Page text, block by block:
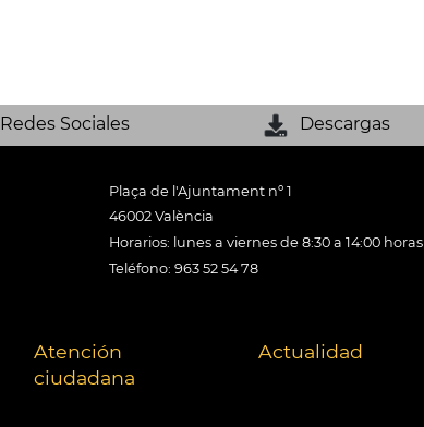
Redes Sociales Descargas
Plaça de l'Ajuntament nº 1
46002 València
Horarios: lunes a viernes de 8:30 a 14:00 horas
Teléfono: 963 52 54 78
Atención
ciudadana
Actualidad